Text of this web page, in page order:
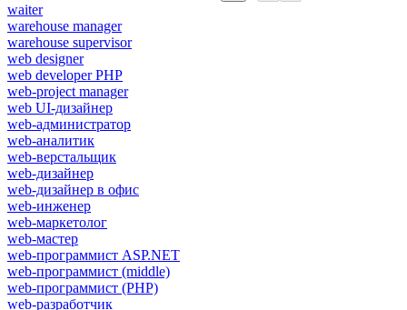
waiter
warehouse manager
warehouse supervisor
web designer
web developer PHP
web-project manager
web UI-дизайнер
web-администратор
web-аналитик
web-верстальщик
web-дизайнер
web-дизайнер в офис
web-инженер
web-маркетолог
web-мастер
web-программист ASP.NET
web-программист (middle)
web-программист (PHP)
web-разработчик